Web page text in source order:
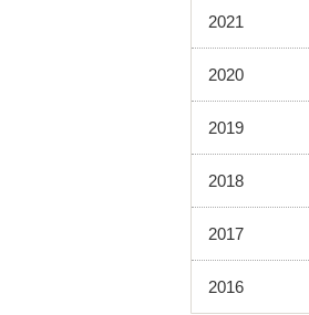
2021
2020
2019
2018
2017
2016